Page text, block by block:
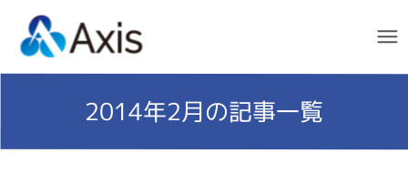
2014年2月の記事一覧